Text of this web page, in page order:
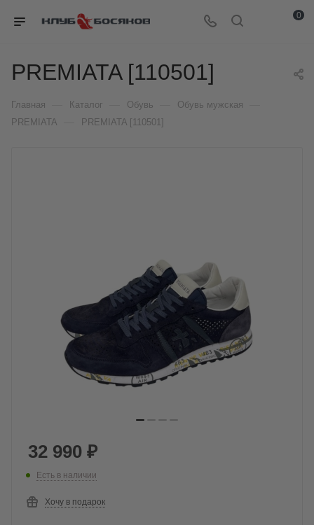
0
PREMIATA [110501]
Главная Каталог Обувь Обувь мужская
PREMIATA PREMIATA [110501]
32 990 ₽
Есть в наличии
Хочу в подарок